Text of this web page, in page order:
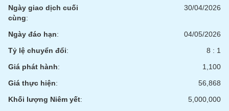
Ngày giao dịch cuối
cùng:
30/04/2026
Ngày đáo hạn:
04/05/2026
Tỷ lệ chuyển đổi:
8 : 1
Giá phát hành:
1,100
Giá thực hiện:
56,868
Khối lượng Niêm yết:
5,000,000